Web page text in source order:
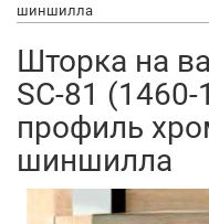
шиншилла
Шторка на
SC-81
профиль
шиншилла